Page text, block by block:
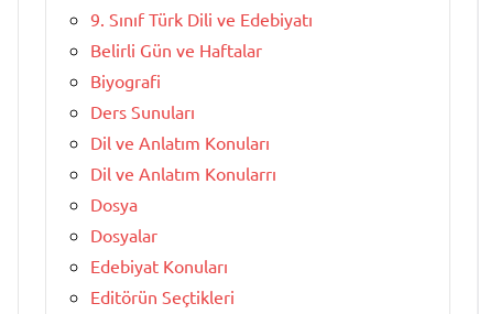
9. Sınıf Türk Dili ve Edebiyatı
Belirli Gün ve Haftalar
Biyografi
Ders Sunuları
Dil ve Anlatım Konuları
Dil ve Anlatım Konularrı
Dosya
Dosyalar
Edebiyat Konuları
Editörün Seçtikleri